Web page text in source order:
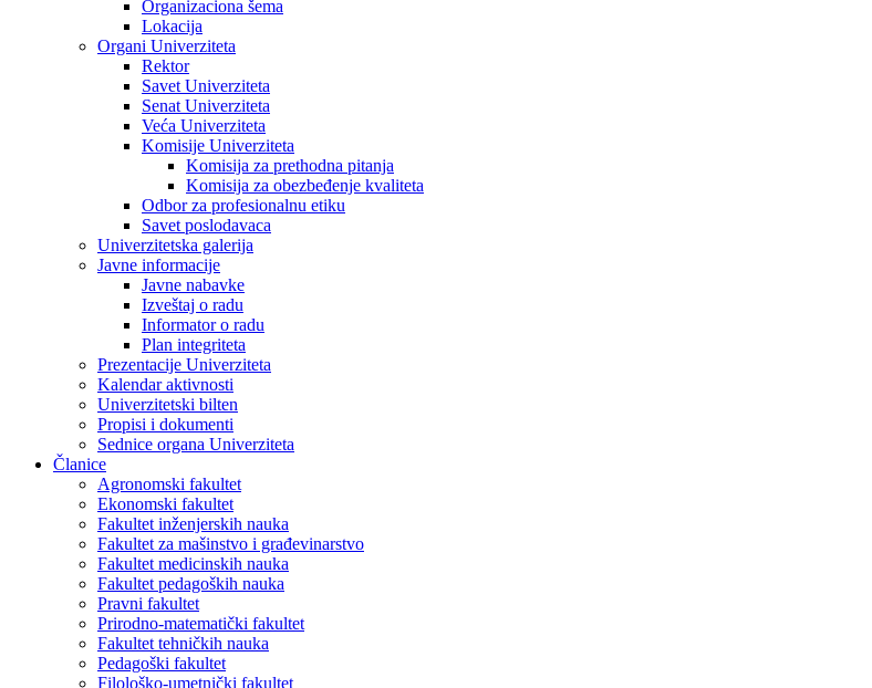
Organizaciona šema
Lokacija
Organi Univerziteta
Rektor
Savet Univerziteta
Senat Univerziteta
Veća Univerziteta
Komisije Univerziteta
Komisija za prethodna pitanja
Komisija za obezbeđenje kvaliteta
Odbor za profesionalnu etiku
Savet poslodavaca
Univerzitetska galerija
Javne informacije
Javne nabavke
Izveštaj o radu
Informator o radu
Plan integriteta
Prezentacije Univerziteta
Kalendar aktivnosti
Univerzitetski bilten
Propisi i dokumenti
Sednice organa Univerziteta
Članice
Agronomski fakultet
Ekonomski fakultet
Fakultet inženjerskih nauka
Fakultet za mašinstvo i građevinarstvo
Fakultet medicinskih nauka
Fakultet pedagoških nauka
Pravni fakultet
Prirodno-matematički fakultet
Fakultet tehničkih nauka
Pedagoški fakultet
Filološko-umetnički fakultet